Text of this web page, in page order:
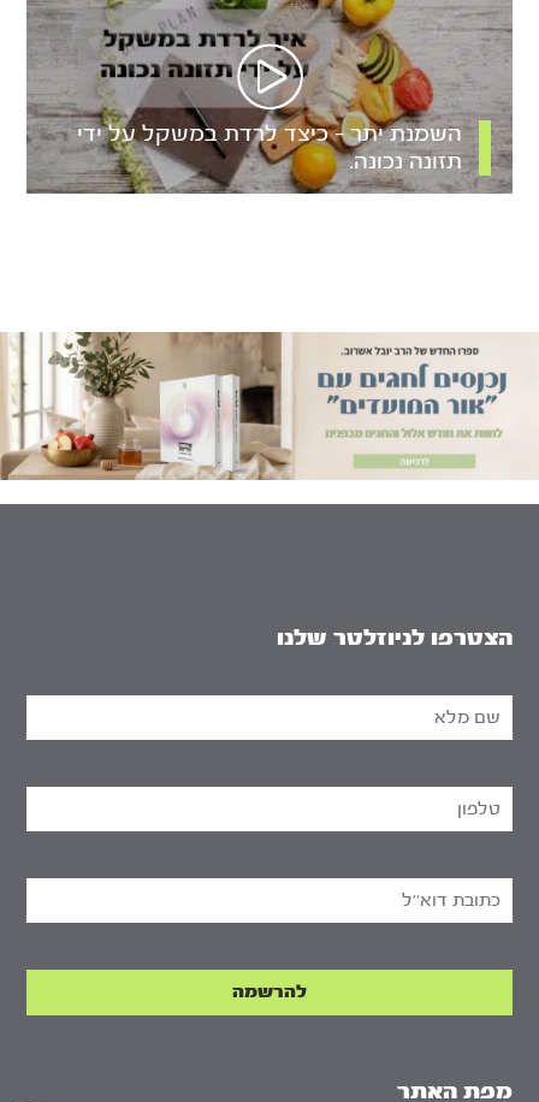
השמנת יתר – כיצד לרדת במשקל על ידי
תזונה נכונה.
מפת האתר
הצטרפו לניוזלטר שלנו